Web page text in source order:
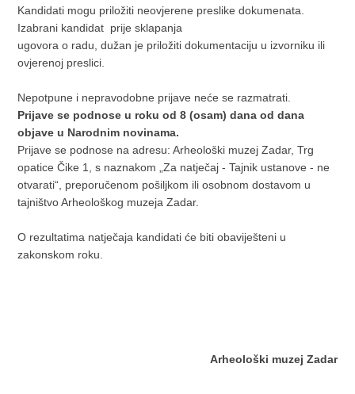
Kandidati mogu priložiti neovjerene preslike dokumenata.
Izabrani kandidat prije sklapanja
ugovora o radu, dužan je priložiti dokumentaciju u izvorniku ili
ovjerenoj preslici.
Nepotpune i nepravodobne prijave neće se razmatrati.
Prijave se podnose u roku od 8 (osam) dana od dana
objave u Narodnim novinama.
Prijave se podnose na adresu: Arheološki muzej Zadar, Trg
opatice Čike 1, s naznakom „Za natječaj - Tajnik ustanove - ne
otvarati“, preporučenom pošiljkom ili osobnom dostavom u
tajništvo Arheološkog muzeja Zadar.
O rezultatima natječaja kandidati će biti obaviješteni u
zakonskom roku.
Arheološki muzej Zadar